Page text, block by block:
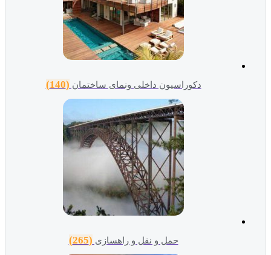
دکوراسیون داخلی ونمای ساختمان(140)
حمل و نقل و راهسازی (265)